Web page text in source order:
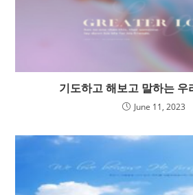
기도하고 해보고 말하는 우
June 11, 2023